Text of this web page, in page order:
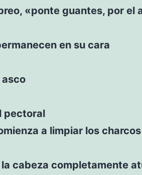
«ponte guantes, por el
en su cara
asco
pectoral
a limpiar los
cabeza completamente